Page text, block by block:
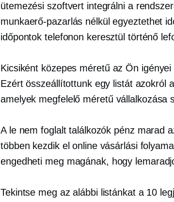
ütemezési szoftvert integrálni a
munkaerő-pazarlás nélkül egyeztethet
időpontok telefonon keresztül történő
Kicsiként közepes méretűaz Ön igényei
Ezért összeállítottunk egy listát azokról
amelyek megfelelő méretűvállalkozása
A le nem foglalt találkozók pénz marad
többen kezdik el online vásárlási
engedheti meg magának, hogy
Tekintse meg az alábbi listánkat a 10